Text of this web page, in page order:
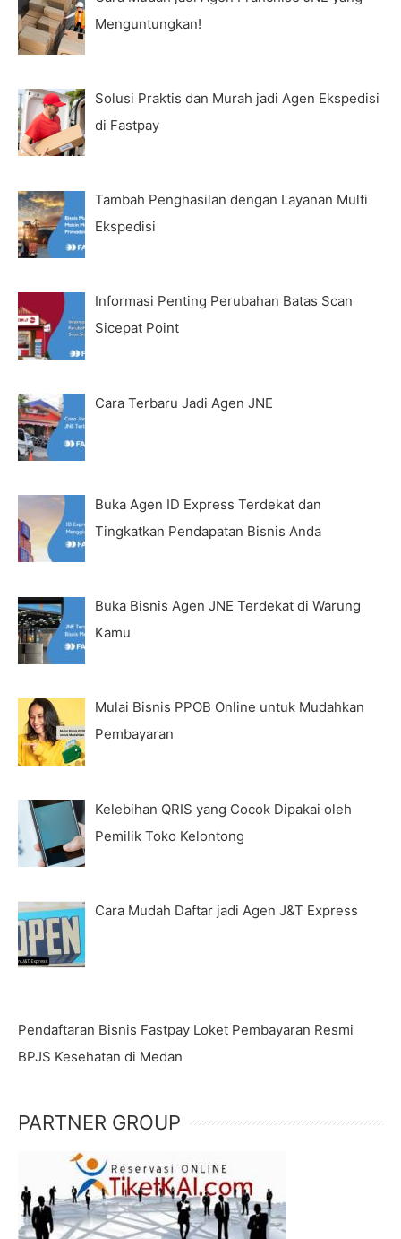
Menguntungkan!
Solusi Praktis dan Murah jadi Agen Ekspedisi
di Fastpay
Tambah Penghasilan dengan Layanan Multi
Ekspedisi
Informasi Penting Perubahan Batas Scan
Sicepat Point
Cara Terbaru Jadi Agen JNE
Buka Agen ID Express Terdekat dan
Tingkatkan Pendapatan Bisnis Anda
Buka Bisnis Agen JNE Terdekat di Warung
Kamu
Mulai Bisnis PPOB Online untuk Mudahkan
Pembayaran
Kelebihan QRIS yang Cocok Dipakai oleh
Pemilik Toko Kelontong
Cara Mudah Daftar jadi Agen J&T Express
Pendaftaran Bisnis Fastpay Loket Pembayaran Resmi
BPJS Kesehatan di Medan
PARTNER GROUP